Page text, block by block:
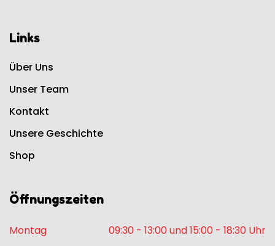
Links
Über Uns
Unser Team
Kontakt
Unsere Geschichte
Shop
Öffnungszeiten
Montag
09:30 - 13:00 und 15:00 - 18:30 Uhr